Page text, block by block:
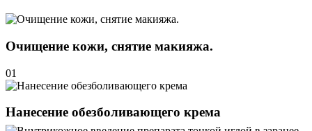
Очищение кожи, снятие макияжа.
01
Нанесение обезболивающего крема